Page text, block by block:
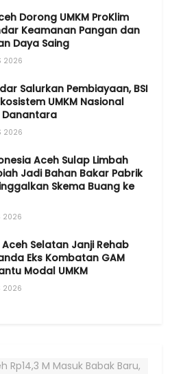
Dorong UMKM ProKlim
Keamanan Pangan dan
Daya Saing
2026
Salurkan Pembiayaan, BSI
UMKM Nasional
Danantara
2026
Aceh Sulap Limbah
Jadi Bahan Bakar Pabrik
Skema Buang ke
2026
Selatan Janji Rehab
Eks Kombatan GAM
Modal UMKM
2026